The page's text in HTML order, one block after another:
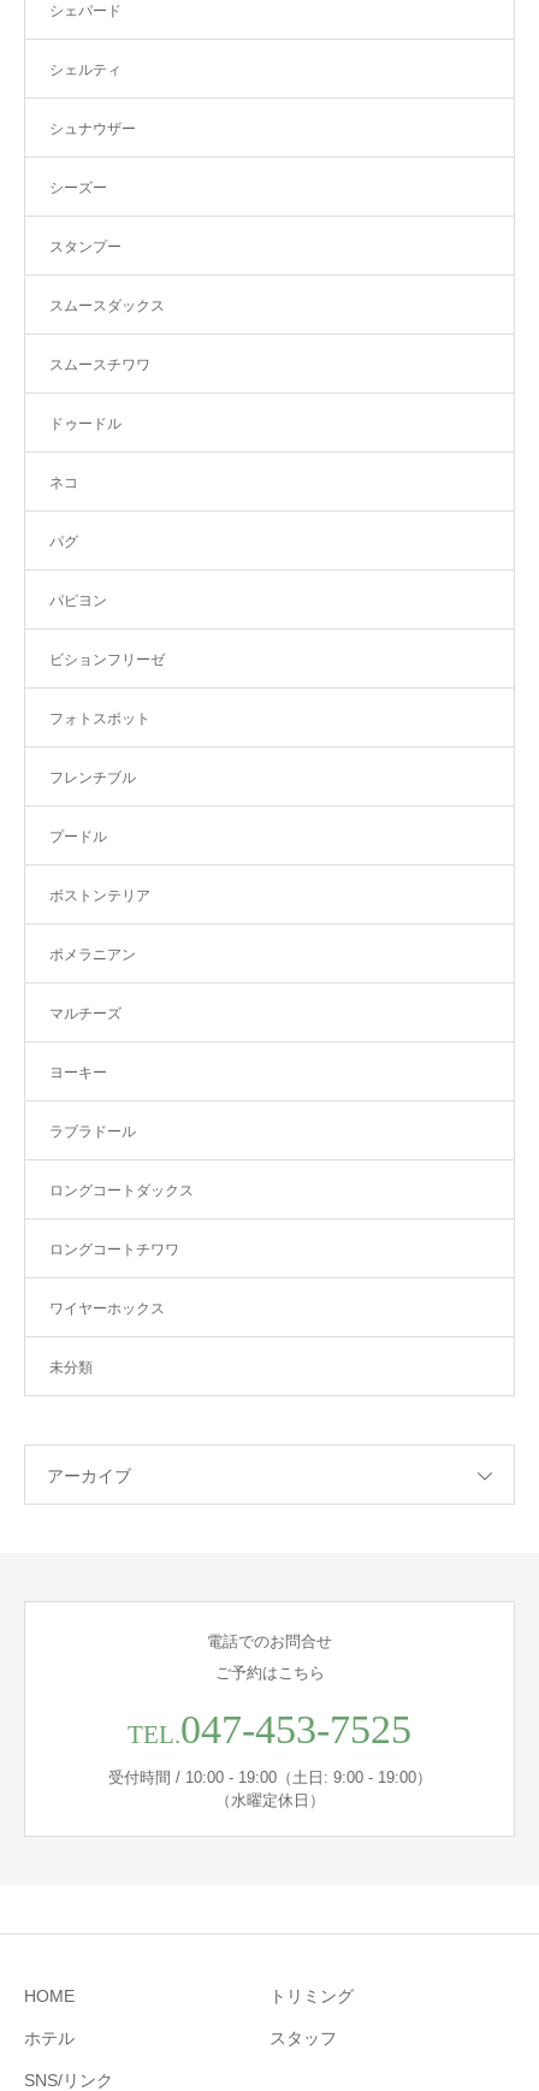
シェパード
シェルティ
シュナウザー
シーズー
スタンプー
スムースダックス
スムースチワワ
ドゥードル
ネコ
パグ
パピヨン
ビションフリーゼ
フォトスポット
フレンチブル
プードル
ボストンテリア
ポメラニアン
マルチーズ
ヨーキー
ラブラドール
ロングコートダックス
ロングコートチワワ
ワイヤーホックス
未分類
アーカイブ
電話でのお問合せ
ご予約はこちら
TEL.047-453-7525
受付時間 / 10:00 - 19:00（土日: 9:00 - 19:00）
（水曜定休日）
HOME トリミング
ホテル スタッフ
SNS/リンク